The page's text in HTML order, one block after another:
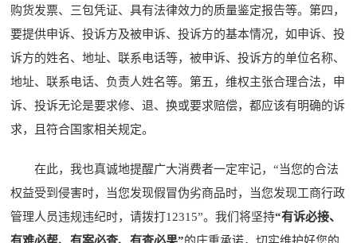
购货发票、三包凭证、具有法律效力的质量鉴定报告等。第四，
要提供申诉、投诉方及被申诉、投诉方的基本情况，如申诉、投
诉方的姓名、地址、联系电话等，被申诉、投诉方的单位名称、
地址、联系电话、负责人姓名等。第五，维权主张合理合法，申
诉、投诉无论是要求修、退、换或要求赔偿，都应该有明确的诉
求，且符合国家相关规定。
在此，我也真诚地提醒广大消费者一定牢记，“当您的合法
权益受到侵害时，当您发现假冒伪劣商品时，当您发现工商行政
管理人员违规违纪时，请拨打12315”。我们将坚持“有诉必接、